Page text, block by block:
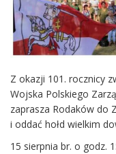
Z okazji 101. rocznicy
Wojska Polskiego
zaprasza Rodaków do
i oddać hołd wielkim
15 sierpnia br. o godz.